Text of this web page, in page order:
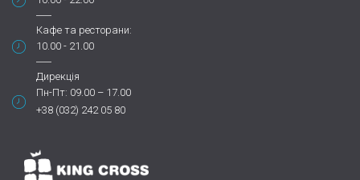
Кафе та ресторани:
10.00 - 21.00
Дирекція
Пн-Пт: 09.00 – 17.00
+38 (032) 242 05 80